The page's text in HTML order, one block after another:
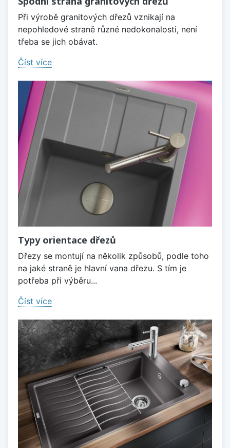
Při výrobě granitových dřezů vznikají na
nepohledové straně různé nedokonalosti, není
třeba se jich obávat.
Číst více
Typy orientace dřezů
Dřezy se montují na několik způsobů, podle toho
na jaké straně je hlavní vana dřezu. S tím je
potřeba při výběru...
Číst více